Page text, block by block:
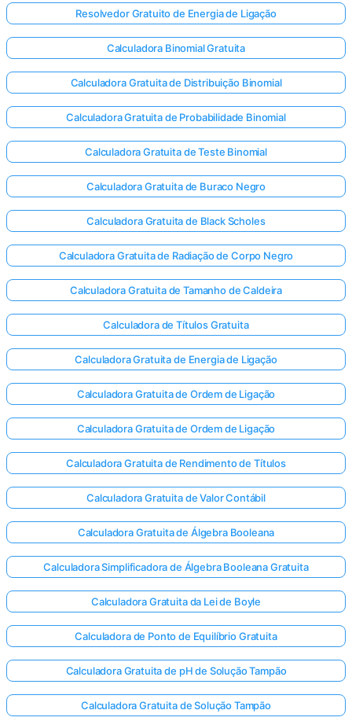
Resolvedor Gratuito de Energia de Ligação
Calculadora Binomial Gratuita
Calculadora Gratuita de Distribuição Binomial
Calculadora Gratuita de Probabilidade Binomial
Calculadora Gratuita de Teste Binomial
Calculadora Gratuita de Buraco Negro
Calculadora Gratuita de Black Scholes
Calculadora Gratuita de Radiação de Corpo Negro
Calculadora Gratuita de Tamanho de Caldeira
Calculadora de Títulos Gratuita
Calculadora Gratuita de Energia de Ligação
Calculadora Gratuita de Ordem de Ligação
Calculadora Gratuita de Ordem de Ligação
Calculadora Gratuita de Rendimento de Títulos
Calculadora Gratuita de Valor Contábil
Calculadora Gratuita de Álgebra Booleana
Calculadora Simplificadora de Álgebra Booleana Gratuita
Calculadora Gratuita da Lei de Boyle
Calculadora de Ponto de Equilíbrio Gratuita
Calculadora Gratuita de pH de Solução Tampão
Calculadora Gratuita de Solução Tampão